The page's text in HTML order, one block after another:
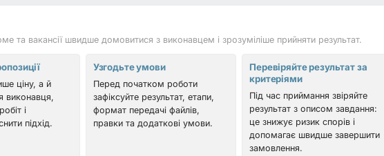
вакансії швидше домовитися з виконавцем і зрозуміліше прийняти результат.
ціну, а й
виконавця,
і
підхід.
Узгодьте умови
Перед початком роботи
зафіксуйте результат, етапи,
формат передачі файлів,
правки та додаткові умови.
Перевіряйте результат за
критеріями
Під час приймання звіряйте
результат з описом завдання:
це знижує ризик спорів і
допомагає швидше завершити
замовлення.